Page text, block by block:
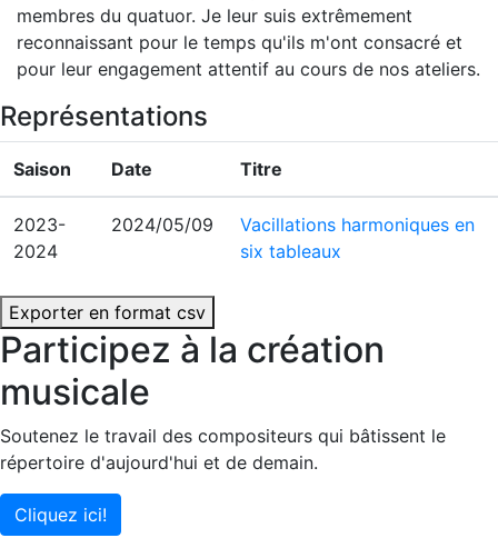
membres du quatuor. Je leur suis extrêmement
reconnaissant pour le temps qu'ils m'ont consacré et
pour leur engagement attentif au cours de nos ateliers.
Représentations
Saison Date Titre
2023-
2024
2024/05/09
Vacillations harmoniques en
six tableaux
Exporter en format csv
Participez à la création
musicale
Soutenez le travail des compositeurs qui bâtissent le
répertoire d'aujourd'hui et de demain.
Cliquez ici!